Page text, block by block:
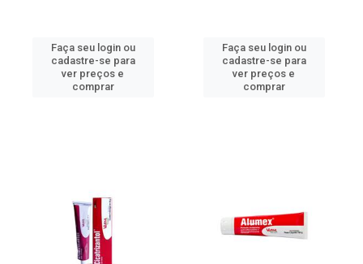
Faça seu login ou
cadastre-se para
ver preços e
comprar
Faça seu login ou
cadastre-se para
ver preços e
comprar